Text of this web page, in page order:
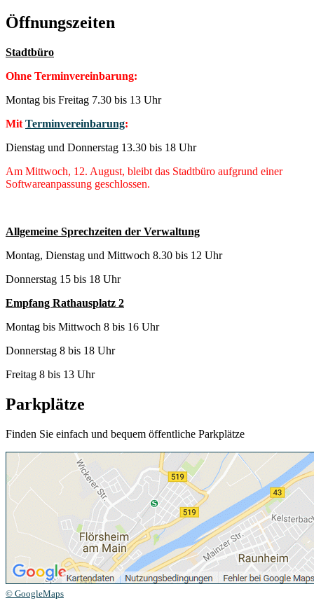
Öffnungszeiten
Stadtbüro
Ohne Terminvereinbarung:
Montag bis Freitag 7.30 bis 13 Uhr
Mit Terminvereinbarung:
Dienstag und Donnerstag 13.30 bis 18 Uhr
Am Mittwoch, 12. August, bleibt das Stadtbüro aufgrund einer
Softwareanpassung geschlossen.
Allgemeine Sprechzeiten der Verwaltung
Montag, Dienstag und Mittwoch 8.30 bis 12 Uhr
Donnerstag 15 bis 18 Uhr
Empfang Rathausplatz 2
Montag bis Mittwoch 8 bis 16 Uhr
Donnerstag 8 bis 18 Uhr
Freitag 8 bis 13 Uhr
Parkplätze
Finden Sie einfach und bequem öffentliche Parkplätze
© GoogleMaps